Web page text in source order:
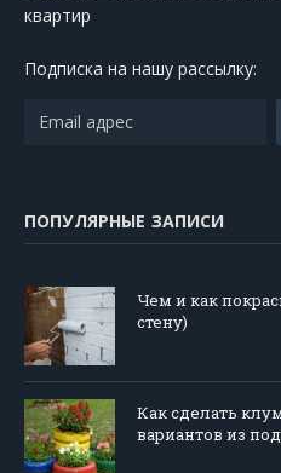
квартир
Подписка на нашу рассылку:
ПОПУЛЯРНЫЕ ЗАПИСИ
Чем и как
стену)
Как сделать
вариантов из